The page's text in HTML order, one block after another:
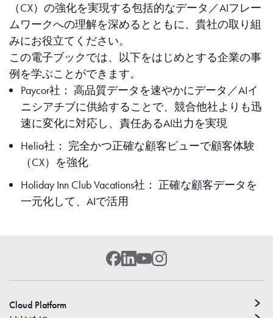
（CX）の強化を実現する包括的なデータ／AIフレー
ムワークへの理解を深めるとともに、貴社の取り組
みにお役立てください。
この電子ブックでは、以下をはじめとする企業の事
例を学ぶことができます。
Paycor社： 高品質データを速やかにデータ／AIイ
ニシアチブに供給することで、競合他社よりも迅
速に変化に対応し、責任あるAI出力を実現
Helia社： 完全かつ正確な顧客ビューで顧客体験
（CX）を強化
Holiday Inn Club Vacations社： 正確な顧客データを
一元化して、AIで活用
Cloud Platform